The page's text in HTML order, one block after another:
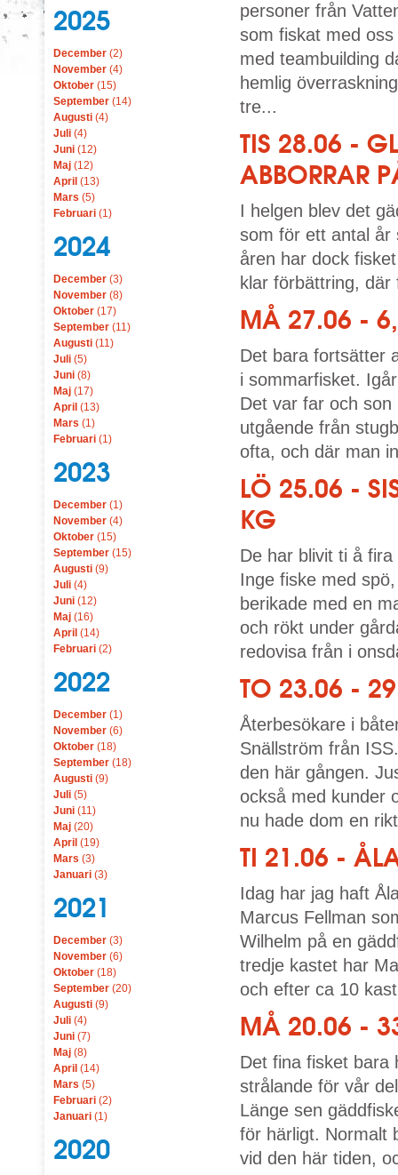
2025
December (2)
November (4)
Oktober (15)
September (14)
Augusti (4)
Juli (4)
Juni (12)
Maj (12)
April (13)
Mars (5)
Februari (1)
2024
December (3)
November (8)
Oktober (17)
September (11)
Augusti (11)
Juli (5)
Juni (8)
Maj (17)
April (13)
Mars (1)
Februari (1)
2023
December (1)
November (4)
Oktober (15)
September (15)
Augusti (9)
Juli (4)
Juni (12)
Maj (16)
April (14)
Februari (2)
2022
December (1)
November (6)
Oktober (18)
September (18)
Augusti (9)
Juli (5)
Juni (11)
Maj (20)
April (19)
Mars (3)
Januari (3)
2021
December (3)
November (6)
Oktober (18)
September (20)
Augusti (9)
Juli (4)
Juni (7)
Maj (8)
April (14)
Mars (5)
Februari (2)
Januari (1)
2020
personer från
som fiskat med
med teambuilding
hemlig
tre...
TIS 28.06 -
ABBORRAR
I helgen blev det
som för ett antal år
åren har dock
klar förbättring,
MÅ 27.06 -
Det bara fortsätter
i sommarfisket.
Det var far och
utgående från
ofta, och där man
LÖ 25.06 -
KG
De har blivit ti å
Inge fiske med
berikade med en
och rökt under
redovisa från i
TO 23.06 -
Återbesökare i
Snällström från
den här gången.
också med kunder
nu hade dom en
TI 21.06 -
Idag har jag haft
Marcus Fellman
Wilhelm på en
tredje kastet har
och efter ca 10
MÅ 20.06 -
Det fina fisket bara
strålande för vår
Länge sen
för härligt. Normalt
vid den här tiden,